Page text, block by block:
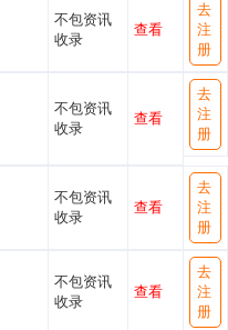
不包资讯
收录
查看
去
注
册
不包资讯
收录
查看
去
注
册
不包资讯
收录
查看
去
注
册
不包资讯
收录
查看
去
注
册